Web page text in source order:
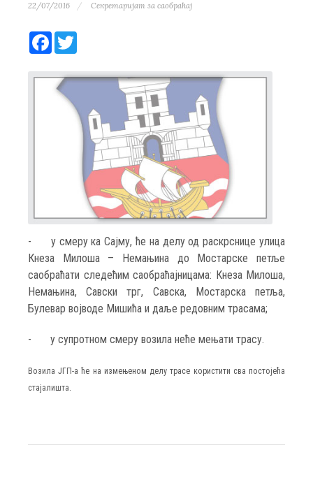
22/07/2016 Секретаријат за саобраћај
Facebook
-
у смеру ка Сајму, ће на делу од раскрснице улица
Кнеза Милоша – Немањина до Мостарске петље
саобраћати следећим саобраћајницама: Кнеза Милоша,
Немањина, Савски трг, Савска, Мостарска петља,
Булевар војводе Мишића и даље редовним трасама;
- у супротном смеру возила неће мењати трасу.
Возила ЈГП-а ће на измењеном делу трасе користити сва постојећа
стајалишта.